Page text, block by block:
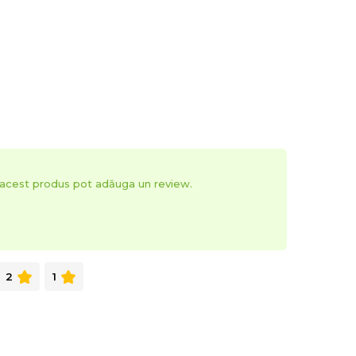
produs pot adăuga un review.
2 1